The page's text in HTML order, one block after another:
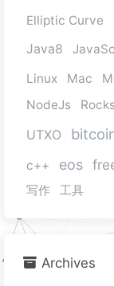
Elliptic Curve
Java8
Linux Mac
NodeJs
UTXO
c++ eos
写作
工具
Archives